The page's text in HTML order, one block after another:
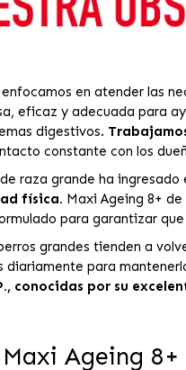
enfocamos en atender las
eficaz y adecuada para
digestivos.
constante con los
raza grande ha ingresado
física. Maxi Ageing 8+
para garantizar
grandes tienden a
diariamente para
conocidas por su
Ageing 8+